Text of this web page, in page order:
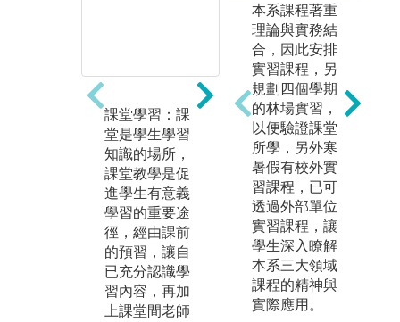
課堂學習：課
堂是學生學習
知識的場所，
課堂教學是促
進學生有意義
學習的重要途
徑，經由課前
的預習，讓自
已充分認識學
習內容，再加
上課堂間老師
資料收集-報告
撰寫及討論：
任何人都有收
集資料的需
求，有效收集
資料，是增進
自己的知識管
理的重要途
徑。本系注重
學生對於資料
的收集能力，
本系課程著重
理論與實務結
合，因此安排
實習課程，另
規劃四個學期
的林場實習，
以便驗證課堂
所學，另外寒
暑假有校外實
習課程，已可
透過外部單位
實習課程，讓
學生深入瞭解
本系三大領域
課程的精神與
實際應用。